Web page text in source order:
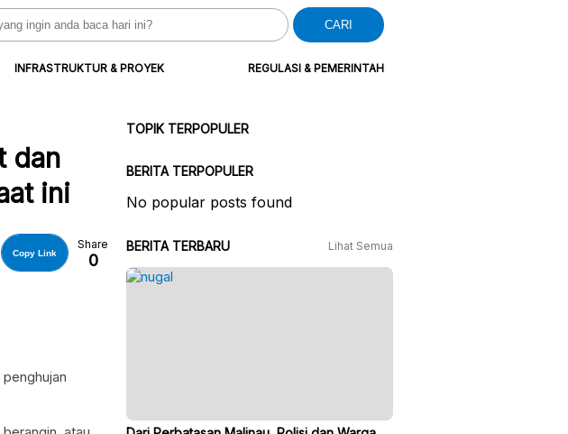
CARI
INFRASTRUKTUR & PROYEK REGULASI & PEMERINTAH
dan
ini
Copy Link
Share
0
TOPIK TERPOPULER
BERITA TERPOPULER
No popular posts found
BERITA TERBARU Lihat Semua